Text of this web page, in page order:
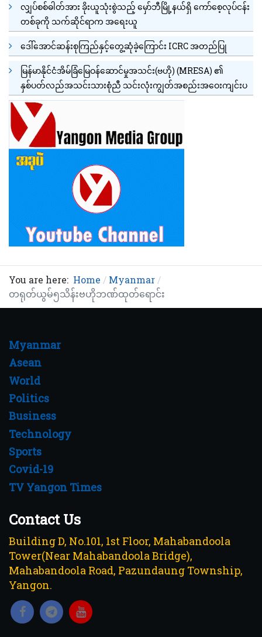
လျှပ်စစ်ဓါတ်အား ခိုးယူသုံးစွဲသည့် မှော်ဘီမြို့နယ်ရှိ ကော်စေ့လုပ်ငန်း
တစ်ခုကို သက်ဆိုင်ရာက အရေးယူ
ဒေါ်အောင်ဆန်းစုကြည်နှင့်တွေ့ဆုံခဲ့ကြောင်း ICRC အတည်ပြု
မြန်မာနိုင်ငံအိမ်ခြံမြေဝန်ဆောင်မှုအသင်း(ဗဟို) (MRESA) ၏
နှစ်ပတ်လည်အသင်းသားစုံညီ သင်းလုံးကျွတ်အစည်းအဝေးကျင်းပ
You are here: Home
Myanmar
တရုတ်ယွမ်၅သိန်းဗဟိုဘဏ်ထုတ်ရောင်း
Myanmar
Asean
World
Politics
Business
Technology
Sports
Covid-19
TV Yangon Times
Contact Us
Building D, No.101, 1st Floor, Mahabandoola
Tower(Near Mahabandoola Bridge),
Mahabandoola Road, Pazundaung Township,
Yangon.